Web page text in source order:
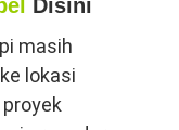
Disini
masih
lokasi